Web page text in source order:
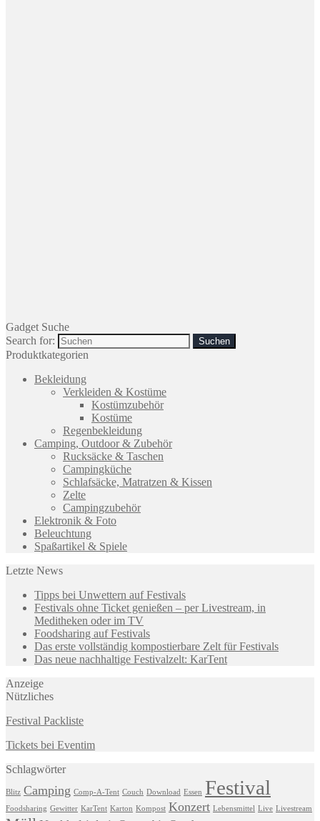
Gadget Suche
Search for:
Produktkategorien
Bekleidung
Verkleiden & Kostüme
Kostümzubehör
Kostüme
Regenbekleidung
Camping, Outdoor & Zubehör
Rucksäcke & Taschen
Campingküche
Schlafsäcke, Matratzen & Kissen
Zelte
Campingzubehör
Elektronik & Foto
Beleuchtung
Spaßartikel & Spiele
Letzte News
Tipps bei Unwettern auf Festivals
Festivals ohne Ticket genießen – per Livestream, in
Meditheken oder im TV
Foodsharing auf Festivals
Das erste vollständig kompostierbare Zelt für Festivals
Das neue nachhaltige Festivalzelt: KarTent
Anzeige
Nützliches
Festival Packliste
Tickets bei Eventim
Schlagwörter
Blitz Camping Comp-A-Tent Couch Download Essen Festival
Foodsharing Gewitter KarTent Karton Kompost Konzert Lebensmittel Live Livestream